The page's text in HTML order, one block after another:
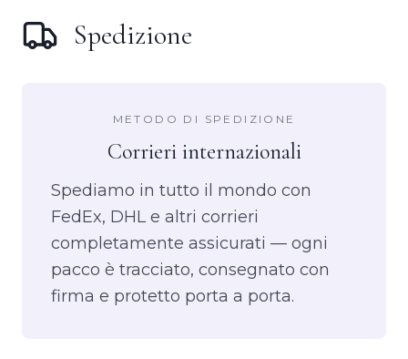
Spedizione
METODO DI SPEDIZIONE
Corrieri internazionali
Spediamo in tutto il mondo con
FedEx, DHL e altri corrieri
completamente assicurati — ogni
pacco è tracciato, consegnato con
firma e protetto porta a porta.